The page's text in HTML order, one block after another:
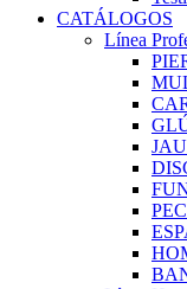
CATÁLOGOS
Línea